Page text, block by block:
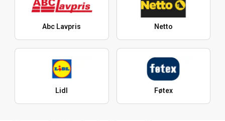
Abc Lavpris Netto
Lidl Føtex